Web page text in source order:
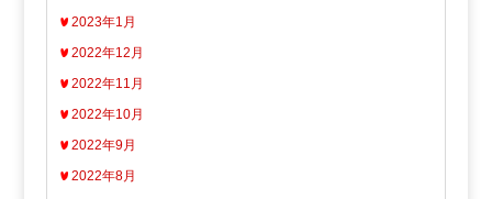
2023年1月
2022年12月
2022年11月
2022年10月
2022年9月
2022年8月